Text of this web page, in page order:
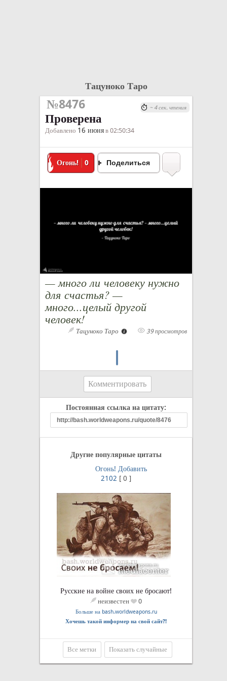
Тацуноко Таро
№8476
Проверена
Добавлено 16 июня в 02:50:34
Огонь! 0 Поделиться
— много ли человеку нужно
для счастья? —
много...целый другой
человек!
Тацуноко Таро 39 просмотров
~ 4 сек. чтения
Комментировать
Постоянная ссылка на цитату:
Другие популярные цитаты
Огонь! Добавить
2102 [ 0 ]
Русские на войне своих не бросают!
неизвестен 0
Больше на bash.worldweapons.ru
Хочешь такой информер на свой сайт?!
Все метки Показать случайные